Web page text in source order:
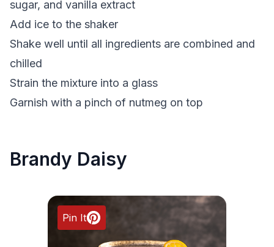
sugar, and vanilla extract
Add ice to the shaker
Shake well until all ingredients are combined and
chilled
Strain the mixture into a glass
Garnish with a pinch of nutmeg on top
Brandy Daisy
Pin It